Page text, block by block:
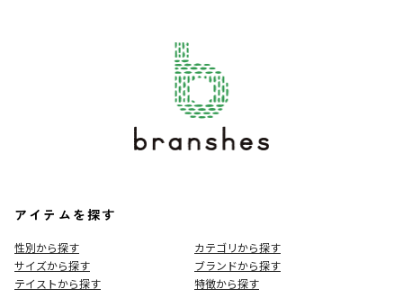
アイテムを探す
性別から探す
カテゴリから探す
サイズから探す
ブランドから探す
テイストから探す
特徴から探す